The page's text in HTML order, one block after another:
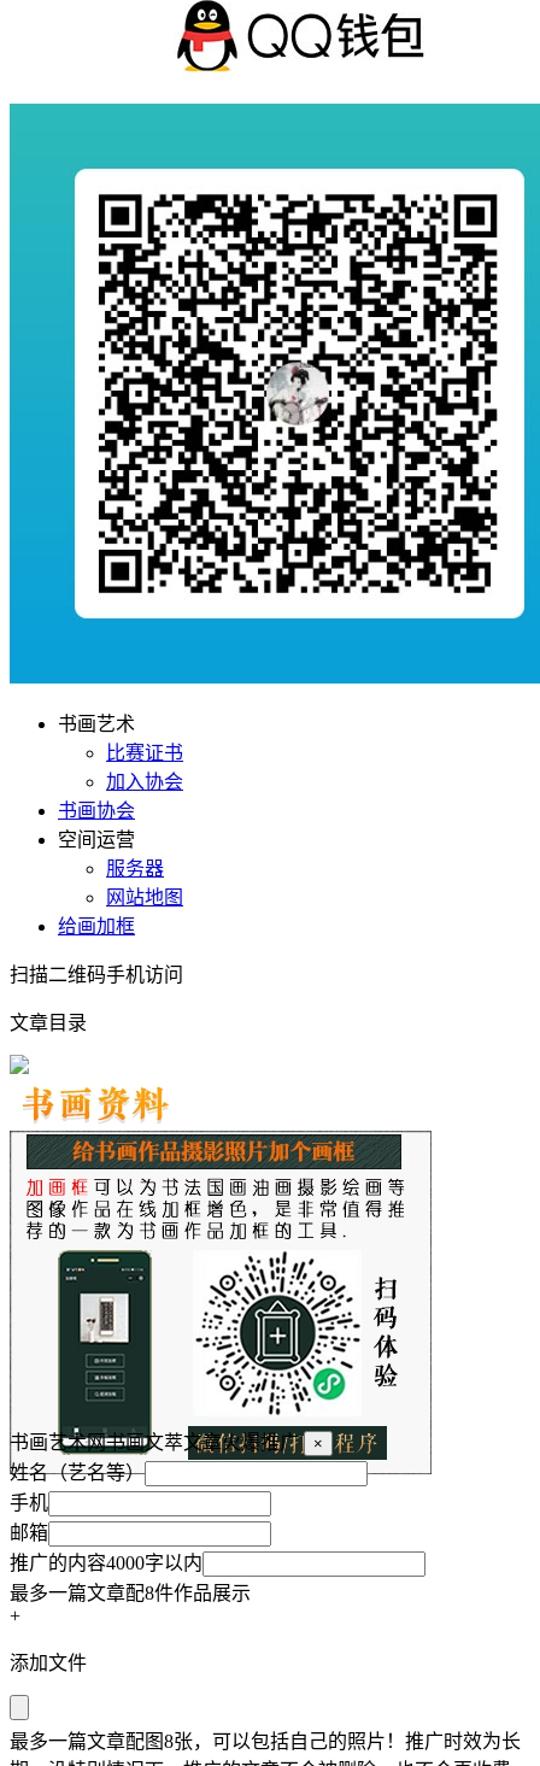
书画艺术
比赛证书
加入协会
书画协会
空间运营
服务器
网站地图
给画加框
扫描二维码手机访问
文章目录
书画艺术网书画文萃文章火爆推广 ×
姓名（艺名等）
手机
邮箱
推广的内容4000字以内
最多一篇文章配8件作品展示
+
添加文件
最多一篇文章配图8张，可以包括自己的照片！推广时效为长